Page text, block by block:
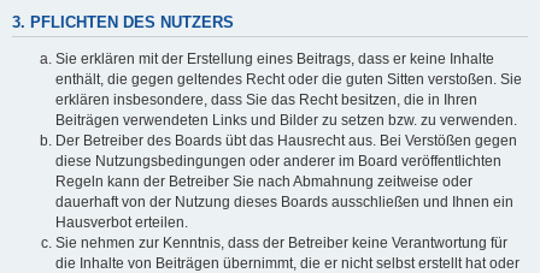
3. PFLICHTEN DES NUTZERS
Sie erklären mit der Erstellung eines Beitrags, dass er keine Inhalte
enthält, die gegen geltendes Recht oder die guten Sitten verstoßen. Sie
erklären insbesondere, dass Sie das Recht besitzen, die in Ihren
Beiträgen verwendeten Links und Bilder zu setzen bzw. zu verwenden.
Der Betreiber des Boards übt das Hausrecht aus. Bei Verstößen gegen
diese Nutzungsbedingungen oder anderer im Board veröffentlichten
Regeln kann der Betreiber Sie nach Abmahnung zeitweise oder
dauerhaft von der Nutzung dieses Boards ausschließen und Ihnen ein
Hausverbot erteilen.
Sie nehmen zur Kenntnis, dass der Betreiber keine Verantwortung für
die Inhalte von Beiträgen übernimmt, die er nicht selbst erstellt hat oder